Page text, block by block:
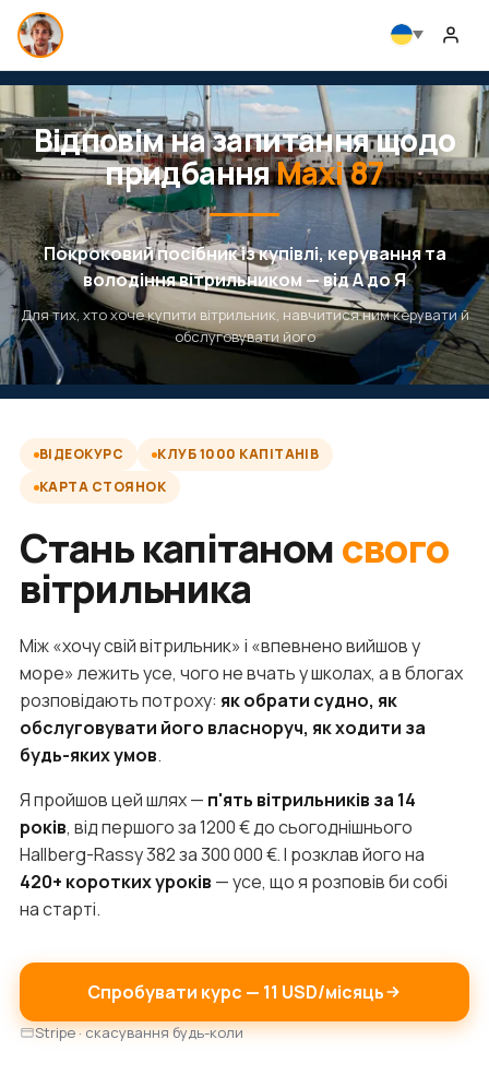
Відповім на запитання щодо
придбанняMaxi 87
Покроковий посібник із купівлі, керування та
володіння вітрильником — від А до Я
Для тих, хто хоче купити вітрильник, навчитися ним керувати й
обслуговувати його
ВІДЕОКУРС
КЛУБ 1000 КАПІТАНІВ
КАРТА СТОЯНОК
Стань капітаномсвого
вітрильника
Між «хочу свій вітрильник» і «впевнено вийшов у
море» лежить усе, чого не вчать у школах, а в блогах
розповідають потроху: як обрати судно, як
обслуговувати його власноруч, як ходити за
будь-яких умов.
Я пройшов цей шлях — п'ять вітрильників за 14
років, від першого за 1200 € до сьогоднішнього
Hallberg-Rassy 382 за 300 000 €. І розклав його на
420+ коротких уроків — усе, що я розповів би собі
на старті.
Спробувати курс — 11 USD/місяць
Stripe · скасування будь-коли